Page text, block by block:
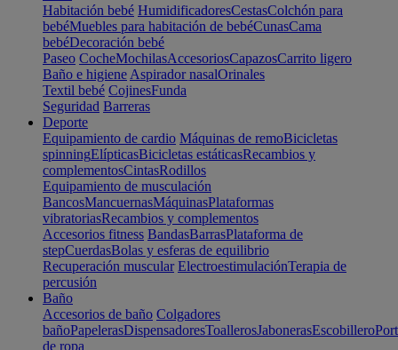
Habitación bebé HumidificadoresCestasColchón para
bebéMuebles para habitación de bebéCunasCama
bebéDecoración bebé
Paseo CocheMochilasAccesoriosCapazosCarrito ligero
Baño e higiene Aspirador nasalOrinales
Textil bebé CojinesFunda
Seguridad Barreras
Deporte
Equipamiento de cardio Máquinas de remoBicicletas
spinningElípticasBicicletas estáticasRecambios y
complementosCintasRodillos
Equipamiento de musculación
BancosMancuernasMáquinasPlataformas
vibratoriasRecambios y complementos
Accesorios fitness BandasBarrasPlataforma de
stepCuerdasBolas y esferas de equilibrio
Recuperación muscular ElectroestimulaciónTerapia de
percusión
Baño
Accesorios de baño Colgadores
bañoPapelerasDispensadoresToallerosJabonerasEscobillero
de ropa